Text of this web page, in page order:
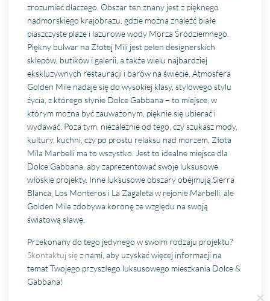
zrozumieć dlaczego. Obszar ten znany jest z pięknego
nadmorskiego krajobrazu, gdzie można znaleźć białe
piaszczyste plaże i lazurowe wody Morza Śródziemnego.
Piękny bulwar na Złotej Mili jest pełen designerskich
sklepów, butików i galerii, a także wielu najbardziej
ekskluzywnych restauracji i barów na świecie. Atmosfera
Golden Mile nadaje się do wysokiej klasy, stylowego stylu
życia, z którego słynie Dolce Gabbana – to miejsce, w
którym można być zauważonym, pięknie się ubierać i
wydawać. Poza tym, niezależnie od tego, czy szukasz mody,
kultury, kuchni, czy po prostu relaksu nad morzem, Złota
Mila Marbelli ma to wszystko. Jest to idealne miejsce dla
Dolce Gabbana, aby zaprezentować swoje luksusowe
włoskie projekty. Inne luksusowe obszary obejmują Sierra
Blanca, Los Monteros i La Zagaleta w rejonie Marbelli, ale
Golden Mile zdobywa koronę ze względu na swoją
światową sławę.
Przekonany do tego jedynego w swoim rodzaju projektu?
Skontaktuj sięz nami, aby uzyskać więcej informacji na
temat Twojego przyszłego luksusowego mieszkania Dolce &
Gabbana!